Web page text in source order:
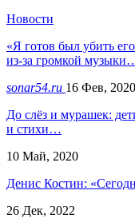
Новости
«Я готов был убить
из-за громкой
sonar54.ru 16 Фев, 2020
До слёз и мурашек:
и стихи…
10 Май, 2020
Денис Костин:
26 Дек, 2022